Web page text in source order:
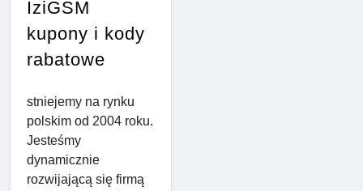
IziGSM
kupony i kody
rabatowe
stniejemy na rynku
polskim od 2004 roku.
Jesteśmy
dynamicznie
rozwijającą się firmą